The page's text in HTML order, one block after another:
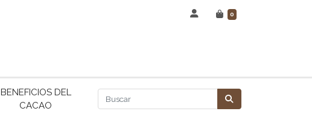
0
BENEFICIOS DEL
CACAO